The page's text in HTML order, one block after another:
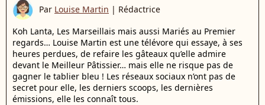
Par Louise Martin | Rédactrice
Koh Lanta, Les Marseillais mais aussi Mariés au Premier
regards… Louise Martin est une télévore qui essaye, à ses
heures perdues, de refaire les gâteaux qu’elle admire
devant le Meilleur Pâtissier… mais elle ne risque pas de
gagner le tablier bleu ! Les réseaux sociaux n’ont pas de
secret pour elle, les derniers scoops, les dernières
émissions, elle les connaît tous.